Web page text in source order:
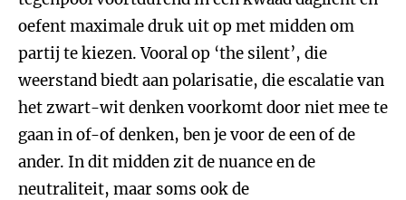
oefent maximale druk uit op met midden om
partij te kiezen. Vooral op ‘the silent’, die
weerstand biedt aan polarisatie, die escalatie van
het zwart-wit denken voorkomt door niet mee te
gaan in of-of denken, ben je voor de een of de
ander. In dit midden zit de nuance en de
neutraliteit, maar soms ook de